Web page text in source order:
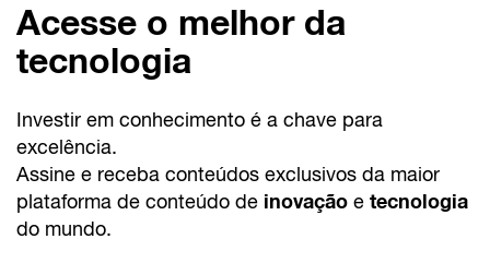
Acesse o melhor da
tecnologia
Investir em conhecimento é a chave para
excelência.
Assine e receba conteúdos exclusivos da maior
plataforma de conteúdo de inovação e tecnologia
do mundo.